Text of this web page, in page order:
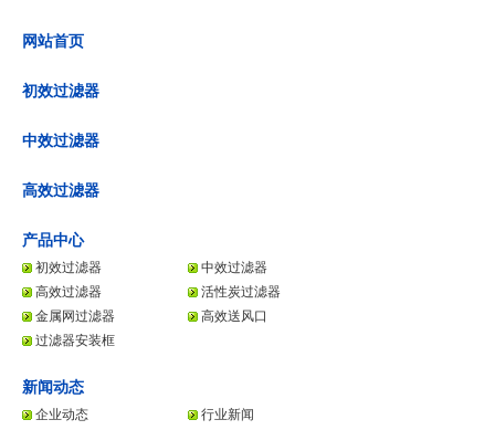
网站首页
初效过滤器
中效过滤器
高效过滤器
产品中心
初效过滤器
中效过滤器
高效过滤器
活性炭过滤器
金属网过滤器
高效送风口
过滤器安装框
新闻动态
企业动态
行业新闻